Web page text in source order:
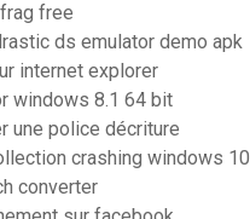
free
ds emulator demo apk
internet explorer
windows 8.1 64 bit
une police décriture
crashing windows 10
converter